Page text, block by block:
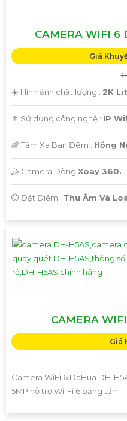
CAMERA WIFI 6
Giá
☀️ Hình ảnh chất lượng : 2K
⚜️ Sử dụng công nghệ : IP
🌈 Tầm Xa Ban Đêm : Hồng
🤹 Camera Dòng Xoay 360.
️💮 Đặt Điểm : Thu Âm Và
CAMERA
Giá
Camera WiFi 6 DaHua DH-
5MP hỗ trợ Wi-Fi 6 băng tần